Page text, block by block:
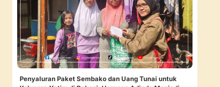
Penyaluran Paket Sembako dan Uang Tunai untuk